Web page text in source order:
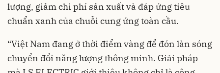
lượng, giảm chi phí sản xuất và đáp ứng tiêu
chuẩn xanh của chuỗi cung ứng toàn cầu.
“Việt Nam đang ở thời điểm vàng để đón làn sóng
chuyển đổi năng lượng thông minh. Giải pháp